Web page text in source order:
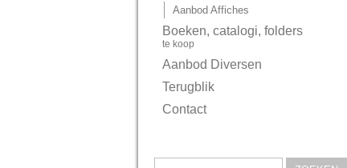
Aanbod Affiches
Boeken, catalogi, folders
te koop
Aanbod Diversen
Terugblik
Contact